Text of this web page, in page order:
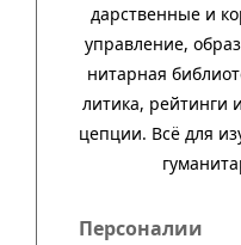
дар­ст­вен­ные и
управ­ле­ние,
нитар­ная
ли­тика, рей­тинги
цеп­ции. Всё для
Персоналии